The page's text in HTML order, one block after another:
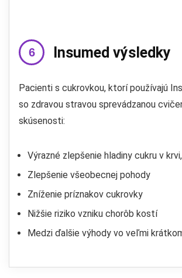
Insumed výsledky
Pacienti s cukrovkou, ktorí používajú
so zdravou stravou sprevádzanou
skúsenosti:
Výrazné zlepšenie hladiny cukru v krvi,
Zlepšenie všeobecnej pohody
Zníženie príznakov cukrovky
Nižšie riziko vzniku chorôb kostí
Medzi ďalšie výhody vo veľmi